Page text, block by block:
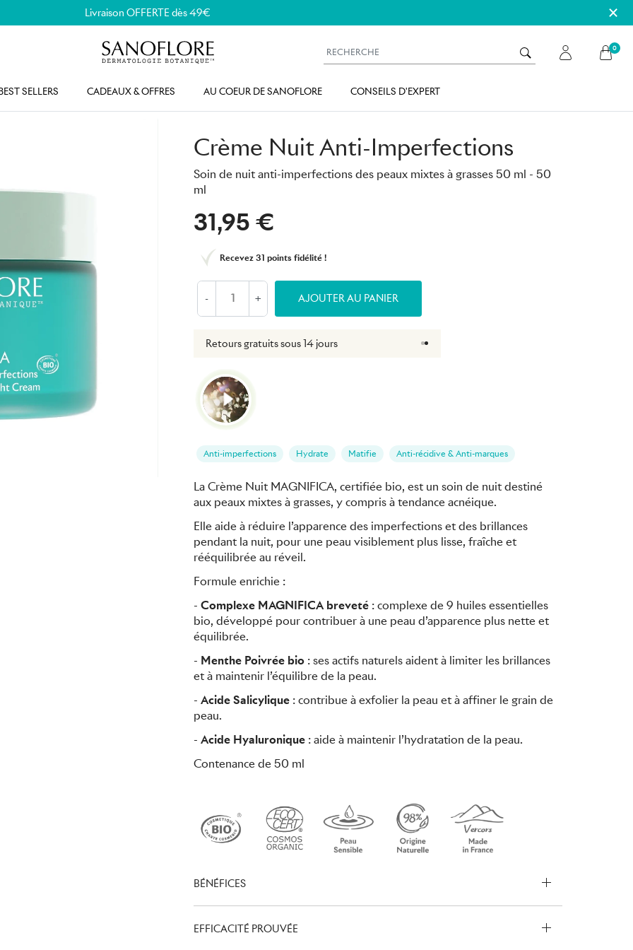
Livraison OFFERTE dès 49€ ×
0
SELLERS CADEAUX & OFFRES AU COEUR DE SANOFLORE CONSEILS D'EXPERT
Crème Nuit Anti-Imperfections
Soin de nuit anti-imperfections des peaux mixtes à grasses 50 ml - 50
ml
31,95 €
Recevez 31 points fidélité !
- + AJOUTER AU PANIER
Retours gratuits sous 14 jours
Anti-imperfections Hydrate Matifie Anti-récidive & Anti-marques
La Crème Nuit MAGNIFICA, certifiée bio, est un soin de nuit destiné
aux peaux mixtes à grasses, y compris à tendance acnéique.
Elle aide à réduire l’apparence des imperfections et des brillances
pendant la nuit, pour une peau visiblement plus lisse, fraîche et
rééquilibrée au réveil.
Formule enrichie :
- Complexe MAGNIFICA breveté : complexe de 9 huiles essentielles
bio, développé pour contribuer à une peau d’apparence plus nette et
équilibrée.
- Menthe Poivrée bio : ses actifs naturels aident à limiter les brillances
et à maintenir l’équilibre de la peau.
- Acide Salicylique : contribue à exfolier la peau et à affiner le grain de
peau.
- Acide Hyaluronique : aide à maintenir l’hydratation de la peau.
Contenance de 50 ml
BÉNÉFICES
EFFICACITÉ PROUVÉE